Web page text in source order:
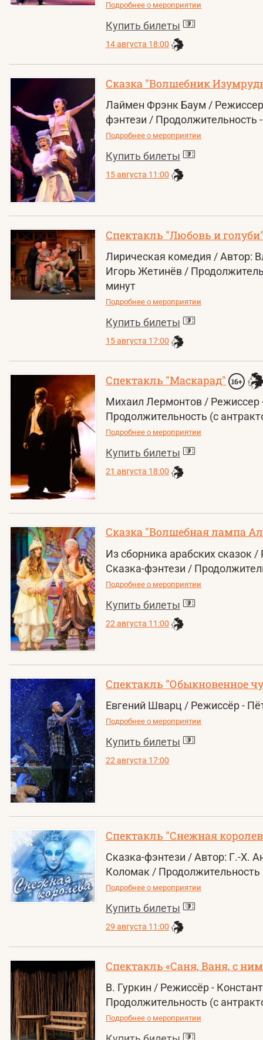
Подробнее о мероприятии
Купить билеты
14 августа 18:00
Сказка "Волшебник
Лаймен Фрэнк Баум /
фэнтези / Продолжительность
Подробнее о мероприятии
Купить билеты
15 августа 11:00
Спектакль "Любовь и
Лирическая комедия / Автор:
Игорь Жетинёв /
минут
Подробнее о мероприятии
Купить билеты
15 августа 17:00
Спектакль "Маскарад" 16+
Михаил Лермонтов /
Продолжительность (с
Подробнее о мероприятии
Купить билеты
21 августа 18:00
Сказка "Волшебная лампа
Из сборника арабских сказок
Сказка-фэнтези /
Подробнее о мероприятии
Купить билеты
22 августа 11:00
Спектакль "Обыкновенное
Евгений Шварц / Режиссёр -
Подробнее о мероприятии
Купить билеты
22 августа 17:00
Спектакль "Снежная
Сказка-фэнтези / Автор: Г.-Х.
Коломак / Продолжительность
Подробнее о мероприятии
Купить билеты
29 августа 11:00
Спектакль «Саня, Ваня, с
В. Гуркин / Режиссёр -
Продолжительность (с
Подробнее о мероприятии